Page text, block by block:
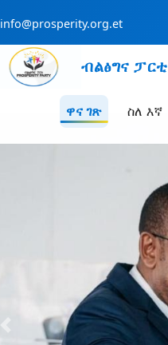
info@prosperity.org.et
ብልፅግና ፓርቲ
ዋና ገጽ ስለ እኛ
Previous